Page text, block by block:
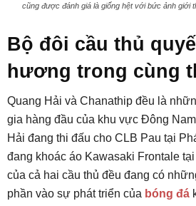
cũng được đánh giá là giống hệt với bức ảnh giới
Bộ đôi cầu thủ
hương trong cùng
Quang Hải và Chanathip đều là
gia hàng đầu của khu vực Đông
Hải đang thi đấu cho CLB Pau tại
đang khoác áo Kawasaki Frontale
của cả hai cầu thủ đều đang có
phần vào sự phát triển của bóng đá